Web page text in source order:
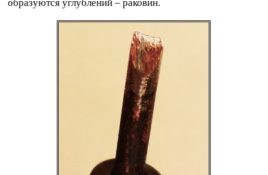
образуются углублений – раковин.